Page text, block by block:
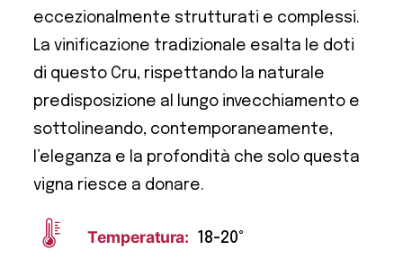
eccezionalmente strutturati e complessi.
La vinificazione tradizionale esalta le doti
di questo Cru, rispettando la naturale
predisposizione al lungo invecchiamento e
sottolineando, contemporaneamente,
l’eleganza e la profondità che solo questa
vigna riesce a donare.
Temperatura: 18-20°